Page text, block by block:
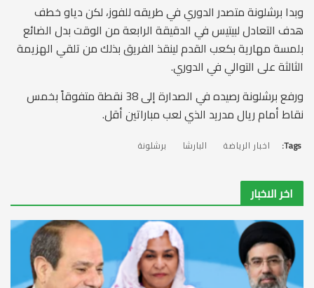
وبدا برشلونة متصدر الدوري في طريقه للفوز، لكن دياو خطف
هدف التعادل لبيتيس في الدقيقة الرابعة من الوقت بدل الضائع
بلمسة مهارية بكعب القدم لينقذ الفريق بذلك من تلقي الهزيمة
الثالثة على التوالي في الدوري.
ورفع برشلونة رصيده في الصدارة إلى 38 نقطة متفوقاً بخمس
نقاط أمام ريال مدريد الذي لعب مباراتين أقل.
Tags: اخبار الرياضة البارشا برشلونة
اخر الاخبار